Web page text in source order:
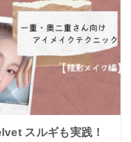
スルギも実践！